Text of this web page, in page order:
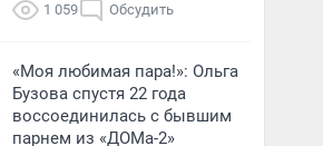
1 059 Обсудить
«Моя любимая пара!»: Ольга
Бузова спустя 22 года
воссоединилась с бывшим
парнем из «ДОМа-2»